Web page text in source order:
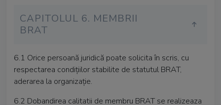
CAPITOLUL 6. MEMBRII
BRAT
6.1 Orice persoană juridică poate solicita în scris, cu
respectarea condiţiilor stabilite de statutul BRAT,
aderarea la organizaţie.
6.2 Dobandirea calitatii de membru BRAT se realizeaza